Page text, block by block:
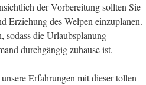
der Vorbereitung sollten Sie
Erziehung des Welpen einzuplanen.
sodass die Urlaubsplanung
durchgängig zuhause ist.
Erfahrungen mit dieser tollen